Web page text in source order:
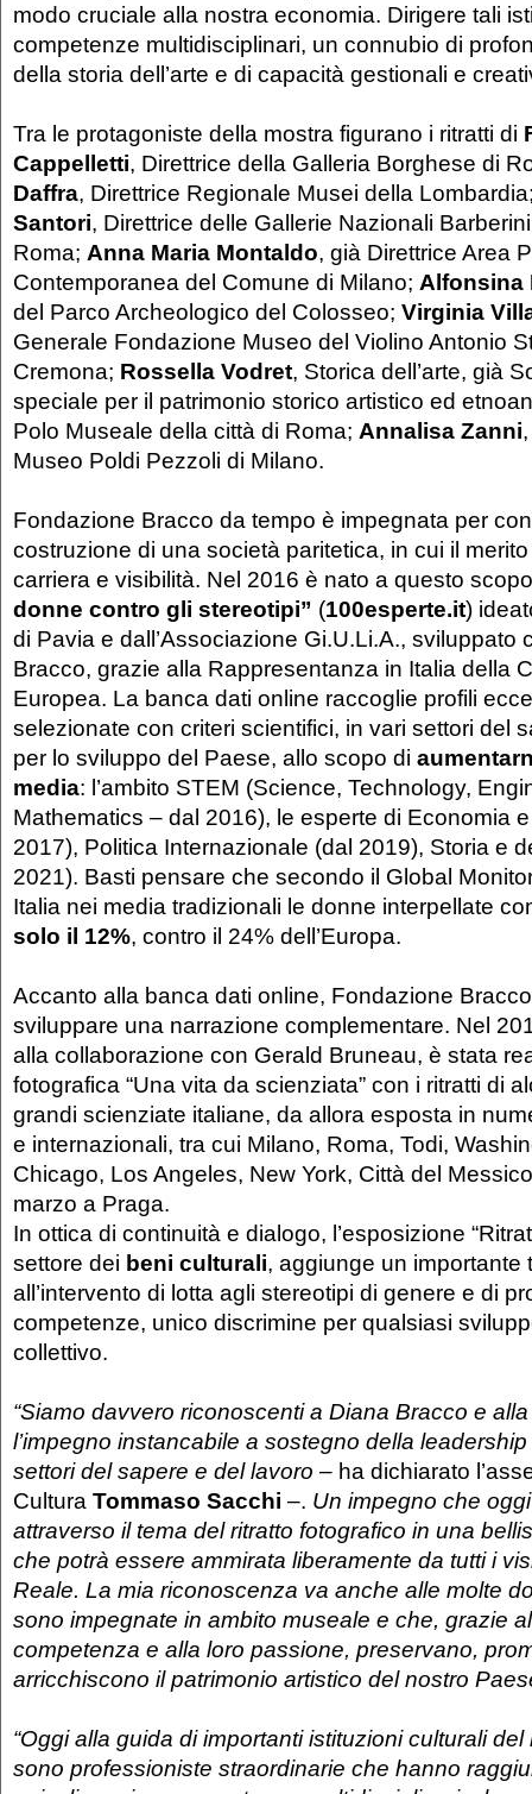
modo cruciale alla nostra economia. Dirigere tali
competenze multidisciplinari, un connubio di
della storia dell’arte e di capacità gestionali e
Tra le protagoniste della mostra figurano i ritratti di
Cappelletti, Direttrice della Galleria Borghese di
Daffra, Direttrice Regionale Musei della
Santori, Direttrice delle Gallerie Nazionali
Roma; Anna Maria Montaldo, già Direttrice Area
Contemporanea del Comune di Milano; Alfonsina
del Parco Archeologico del Colosseo; Virginia
Generale Fondazione Museo del Violino Antonio
Cremona; Rossella Vodret, Storica dell’arte, già
speciale per il patrimonio storico artistico ed
Polo Museale della città di Roma; Annalisa Zanni
Museo Poldi Pezzoli di Milano.
Fondazione Bracco da tempo è impegnata per
costruzione di una società paritetica, in cui il
carriera e visibilità. Nel 2016 è nato a questo
donne contro gli stereotipi” (100esperte.it)
di Pavia e dall’Associazione Gi.U.Li.A., sviluppato
Bracco, grazie alla Rappresentanza in Italia della
Europea. La banca dati online raccoglie profili
selezionate con criteri scientifici, in vari settori del
per lo sviluppo del Paese, allo scopo di
media: l’ambito STEM (Science, Technology,
Mathematics – dal 2016), le esperte di Economia
2017), Politica Internazionale (dal 2019), Storia e
2021). Basti pensare che secondo il Global
Italia nei media tradizionali le donne interpellate
solo il 12%, contro il 24% dell’Europa.
Accanto alla banca dati online, Fondazione
sviluppare una narrazione complementare. Nel
alla collaborazione con Gerald Bruneau, è stata
fotografica “Una vita da scienziata” con i ritratti di
grandi scienziate italiane, da allora esposta in
e internazionali, tra cui Milano, Roma, Todi,
Chicago, Los Angeles, New York, Città del
marzo a Praga.
In ottica di continuità e dialogo, l’esposizione
settore dei beni culturali, aggiunge un importante
all’intervento di lotta agli stereotipi di genere e di
competenze, unico discrimine per qualsiasi
collettivo.
“Siamo davvero riconoscenti a Diana Bracco e
l’impegno instancabile a sostegno della
settori del sapere e del lavoro – ha dichiarato
Cultura Tommaso Sacchi –. Un impegno che
attraverso il tema del ritratto fotografico in una
che potrà essere ammirata liberamente da tutti i
Reale. La mia riconoscenza va anche alle molte
sono impegnate in ambito museale e che, grazie
competenza e alla loro passione, preservano,
arricchiscono il patrimonio artistico del nostro
“Oggi alla guida di importanti istituzioni culturali
sono professioniste straordinarie che hanno